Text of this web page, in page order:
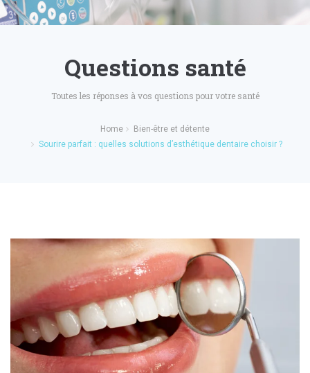
Questions santé
Toutes les réponses à vos questions pour votre santé
Home
Bien-être et détente
Sourire parfait : quelles solutions d’esthétique dentaire choisir ?